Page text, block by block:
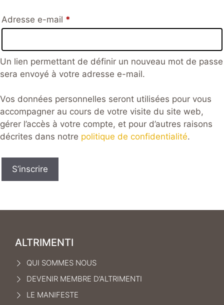
Adresse e-mail *
Un lien permettant de définir un nouveau mot de passe
sera envoyé à votre adresse e-mail.
Vos données personnelles seront utilisées pour vous
accompagner au cours de votre visite du site web,
gérer l’accès à votre compte, et pour d’autres raisons
décrites dans notre politique de confidentialité.
S’inscrire
ALTRIMENTI
QUI SOMMES NOUS
DEVENIR MEMBRE D’ALTRIMENTI
LE MANIFESTE